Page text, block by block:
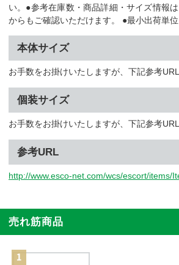
い。●参考在庫数・商品詳細・サイズ情報
からもご確認いただけます。 ●最小出荷単位
本体サイズ
お手数をお掛けいたしますが、下記参考
個装サイズ
お手数をお掛けいたしますが、下記参考
参考URL
http://www.esco-net.com/wcs/escort/items/
売れ筋商品